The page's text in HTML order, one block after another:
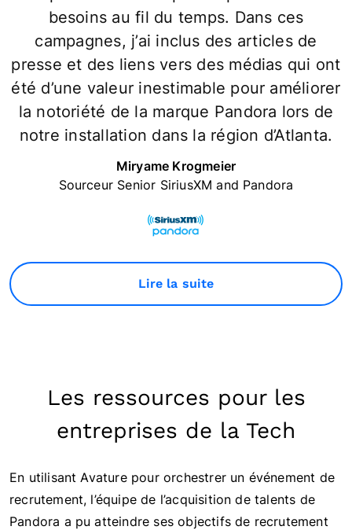
besoins au fil du temps. Dans ces
campagnes, j’ai inclus des articles de
presse et des liens vers des médias qui ont
été d’une valeur inestimable pour améliorer
la notoriété de la marque Pandora lors de
notre installation dans la région d’Atlanta.
Miryame Krogmeier
Sourceur Senior SiriusXM and Pandora
Lire la suite
Les ressources pour les
entreprises de la Tech
En utilisant Avature pour orchestrer un événement de
recrutement, l’équipe de l’acquisition de talents de
Pandora a pu atteindre ses objectifs de recrutement